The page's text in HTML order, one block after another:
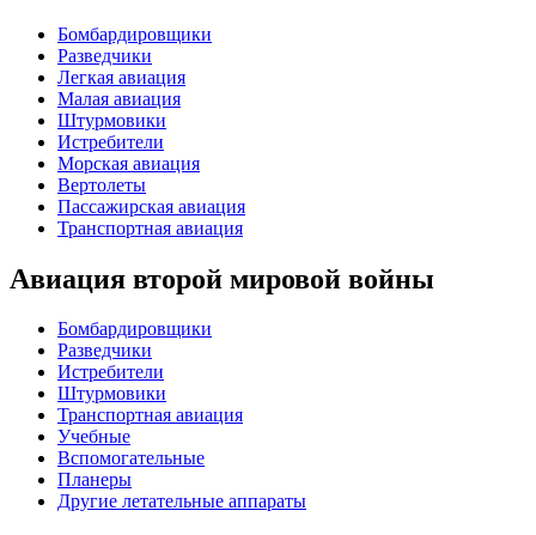
Бомбардировщики
Разведчики
Легкая авиация
Малая авиация
Штурмовики
Истребители
Морская авиация
Вертолеты
Пассажирская авиация
Транспортная авиация
Авиация второй мировой войны
Бомбардировщики
Разведчики
Истребители
Штурмовики
Транспортная авиация
Учебные
Вспомогательные
Планеры
Другие летательные аппараты